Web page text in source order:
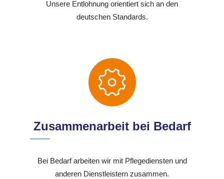
Unsere Entlohnung orientiert sich an den
deutschen Standards.
Zusammenarbeit bei Bedarf
Bei Bedarf arbeiten wir mit Pflegediensten und
anderen Dienstleistern zusammen.